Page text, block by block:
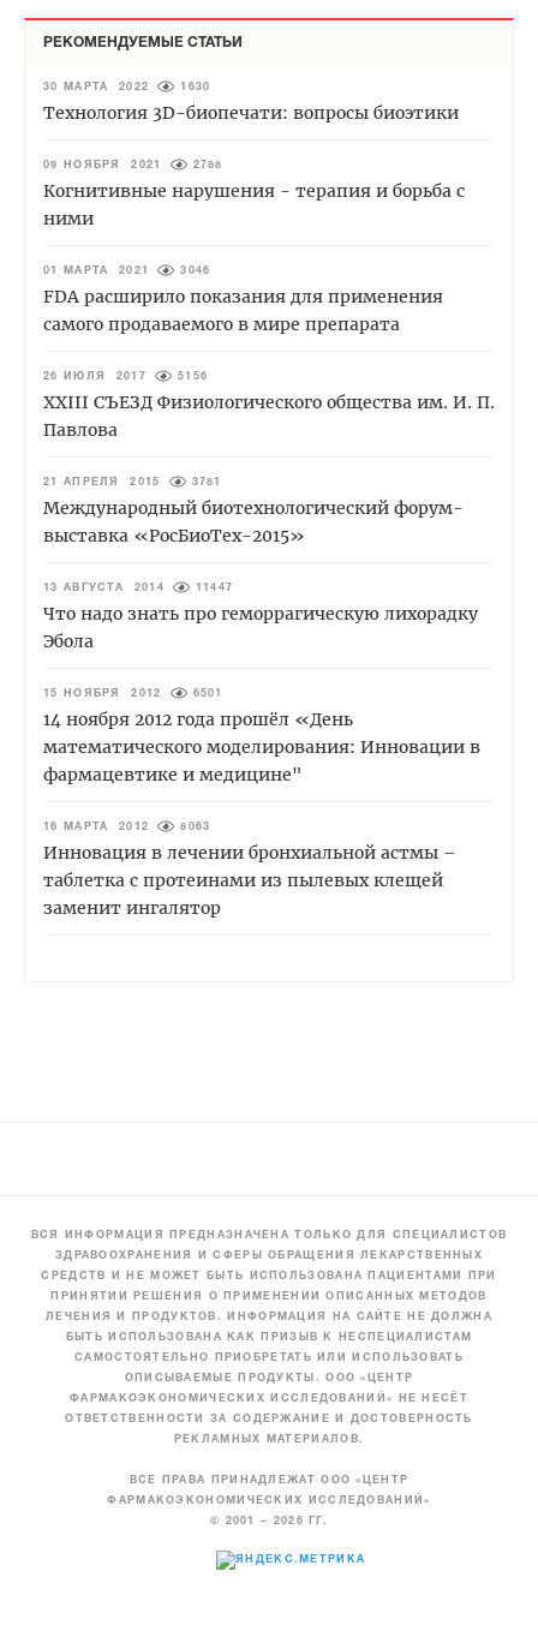
РЕКОМЕНДУЕМЫЕ СТАТЬИ
30 МАРТА 2022 1630
Технология 3D-биопечати: вопросы биоэтики
09 НОЯБРЯ 2021 2788
Когнитивные нарушения - терапия и борьба с
ними
01 МАРТА 2021 3046
FDA расширило показания для применения
самого продаваемого в мире препарата
26 ИЮЛЯ 2017 5156
XXIII СЪЕЗД Физиологического общества им. И. П.
Павлова
21 АПРЕЛЯ 2015 3781
Международный биотехнологический форум-
выставка «РосБиоТех-2015»
13 АВГУСТА 2014 11447
Что надо знать про геморрагическую лихорадку
Эбола
15 НОЯБРЯ 2012 6501
14 ноября 2012 года прошёл «День
математического моделирования: Инновации в
фармацевтике и медицине"
16 МАРТА 2012 8063
Инновация в лечении бронхиальной астмы –
таблетка с протеинами из пылевых клещей
заменит ингалятор
ВСЯ ИНФОРМАЦИЯ ПРЕДНАЗНАЧЕНА ТОЛЬКО ДЛЯ СПЕЦИАЛИСТОВ
ЗДРАВООХРАНЕНИЯ И СФЕРЫ ОБРАЩЕНИЯ ЛЕКАРСТВЕННЫХ
СРЕДСТВ И НЕ МОЖЕТ БЫТЬ ИСПОЛЬЗОВАНА ПАЦИЕНТАМИ ПРИ
ПРИНЯТИИ РЕШЕНИЯ О ПРИМЕНЕНИИ ОПИСАННЫХ МЕТОДОВ
ЛЕЧЕНИЯ И ПРОДУКТОВ. ИНФОРМАЦИЯ НА САЙТЕ НЕ ДОЛЖНА
БЫТЬ ИСПОЛЬЗОВАНА КАК ПРИЗЫВ К НЕСПЕЦИАЛИСТАМ
САМОСТОЯТЕЛЬНО ПРИОБРЕТАТЬ ИЛИ ИСПОЛЬЗОВАТЬ
ОПИСЫВАЕМЫЕ ПРОДУКТЫ. ООО «ЦЕНТР
ФАРМАКОЭКОНОМИЧЕСКИХ ИССЛЕДОВАНИЙ» НЕ НЕСЁТ
ОТВЕТСТВЕННОСТИ ЗА СОДЕРЖАНИЕ И ДОСТОВЕРНОСТЬ
РЕКЛАМНЫХ МАТЕРИАЛОВ.
ВСЕ ПРАВА ПРИНАДЛЕЖАТ ООО «ЦЕНТР
ФАРМАКОЭКОНОМИЧЕСКИХ ИССЛЕДОВАНИЙ»
© 2001 – 2026 ГГ.